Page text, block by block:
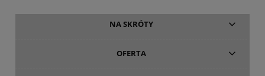
NA SKRÓTY
OFERTA